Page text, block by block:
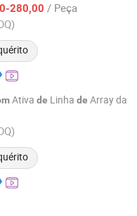
280,00 / Peça
2012
Ativa de Linha de Array da
2014